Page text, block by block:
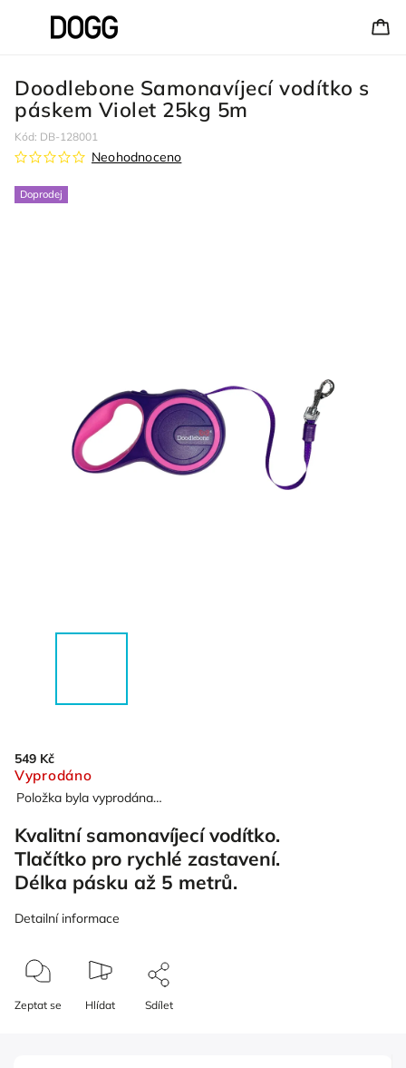
Doodlebone Samonavíjecí vodítko s
páskem Violet 25kg 5m
Kód: DB-128001
Doprodej
Neohodnoceno
549 Kč
Vyprodáno
Položka byla vyprodána…
Kvalitní samonavíjecí vodítko.
Tlačítko pro rychlé zastavení.
Délka pásku až 5 metrů.
Detailní informace
Zeptat se Hlídat Sdílet